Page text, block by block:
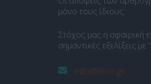
μόνο τους ίδιους.
Στόχος μας η σφαιρική
σημαντικές εξελίξεις με
info@libre.gr